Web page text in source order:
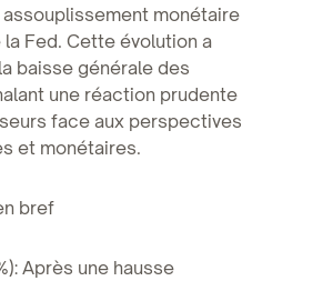
assouplissement monétaire
la Fed. Cette évolution a
baisse générale des
une réaction prudente
face aux perspectives
et monétaires.
bref
Après une hausse